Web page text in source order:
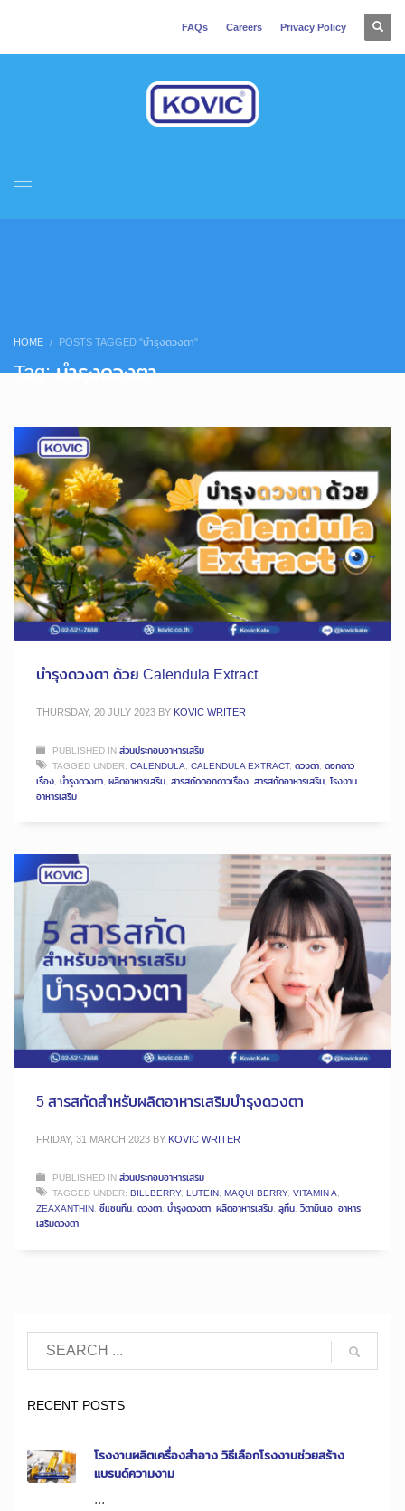
FAQs Careers Privacy Policy
HOME POSTS TAGGED "บำรุงดวงตา"
Tag: บำรุงดวงตา
บำรุงดวงตา ด้วย Calendula Extract
THURSDAY, 20 JULY 2023 BY KOVIC WRITER
PUBLISHED INส่วนประกอบอาหารเสริม
TAGGED UNDER: CALENDULA, CALENDULA EXTRACT, ดวงตา, ดอกดาว
เรือง, บำรุงดวงตา, ผลิตอาหารเสริม, สารสกัดดอกดาวเรือง, สารสกัดอาหารเสริม, โรงงาน
อาหารเสริม
5 สารสกัดสำหรับผลิตอาหารเสริมบำรุงดวงตา
FRIDAY, 31 MARCH 2023 BY KOVIC WRITER
PUBLISHED INส่วนประกอบอาหารเสริม
TAGGED UNDER: BILLBERRY, LUTEIN, MAQUI BERRY, VITAMIN A,
ZEAXANTHIN, ซีแซนทีน, ดวงตา, บำรุงดวงตา, ผลิตอาหารเสริม, ลูทีน, วิตามินเอ, อาหาร
เสริมดวงตา
RECENT POSTS
โรงงานผลิตเครื่องสำอาง วิธีเลือกโรงงานช่วยสร้าง
แบรนด์ความงาม
...